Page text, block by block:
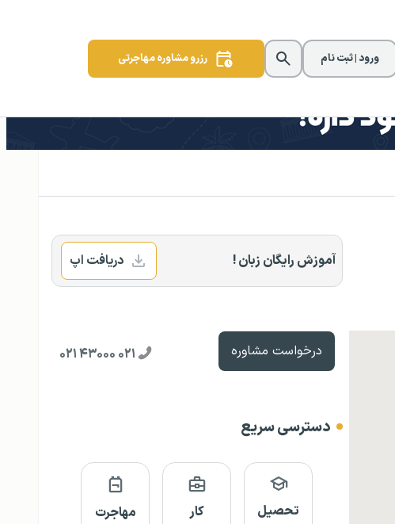
ورود | ثبت نام رزرو مشاوره مهاجرتی
آموزش رایگان زبان ! دریافت اپ
درخواست مشاوره ۰۲۱ ۴۳۰۰۰ ۰۲۱
دسترسی سریع
تحصیل کار مهاجرت